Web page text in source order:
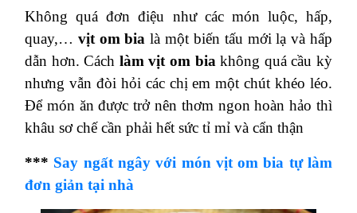
Không quá đơn điệu như các món luộc, hấp,
quay,… vịt om bia là một biến tấu mới lạ và hấp
dẫn hơn. Cách làm vịt om biakhông quá cầu kỳ
nhưng vẫn đòi hỏi các chị em một chút khéo léo.
Để món ăn được trở nên thơm ngon hoàn hảo thì
khâu sơ chế cần phải hết sức tỉ mỉ và cẩn thận
*** Say ngất ngây với món vịt om bia tự làm
đơn giản tại nhà